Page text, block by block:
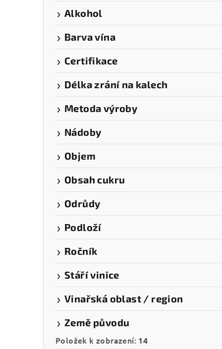
Alkohol
Barva vína
Certifikace
Délka zrání na kalech
Metoda výroby
Nádoby
Objem
Obsah cukru
Odrůdy
Podloží
Ročník
Stáří vinice
Vinařská oblast / region
Země původu
Položek k zobrazení: 14